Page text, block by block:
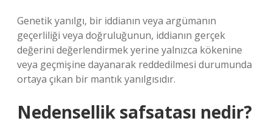
Genetik yanılgı, bir iddianın veya argümanın
geçerliliği veya doğruluğunun, iddianın gerçek
değerini değerlendirmek yerine yalnızca kökenine
veya geçmişine dayanarak reddedilmesi durumunda
ortaya çıkan bir mantık yanılgısıdır.
Nedensellik safsatası nedir?